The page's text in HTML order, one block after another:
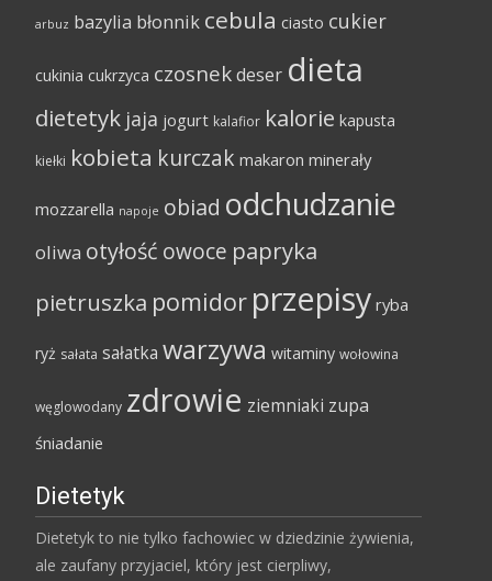
arbuz bazylia błonnik cebula ciasto cukier
cukinia cukrzyca czosnekdeser dieta
dietetyk jaja jogurt kalafior kalorie kapusta
kiełki kobieta kurczak makaron minerały
mozzarella napoje obiad odchudzanie
oliwa otyłość owoce papryka
pietruszka pomidor przepisy ryba
ryż sałata sałatka warzywa witaminy wołowina
węglowodany zdrowie ziemniaki zupa
śniadanie
Dietetyk
Dietetyk to nie tylko fachowiec w dziedzinie żywienia,
ale zaufany przyjaciel, który jest cierpliwy,